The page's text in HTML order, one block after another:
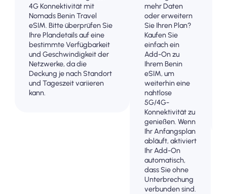
4G Konnektivität mit
Nomads Benin Travel
eSIM. Bitte überprüfen Sie
Ihre Plandetails auf eine
bestimmte Verfügbarkeit
und Geschwindigkeit der
Netzwerke, da die
Deckung je nach Standort
und Tageszeit variieren
kann.
mehr Daten
oder erweitern
Sie Ihren Plan?
Kaufen Sie
einfach ein
Add-On zu
Ihrem Benin
eSIM, um
weiterhin eine
nahtlose
5G/4G-
Konnektivität zu
genießen. Wenn
Ihr Anfangsplan
abläuft, aktiviert
Ihr Add-On
automatisch,
dass Sie ohne
Unterbrechung
verbunden sind.